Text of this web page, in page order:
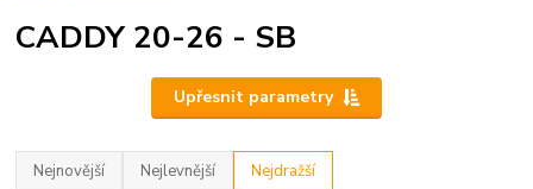
CADDY 20-26 - SB
Upřesnit parametry
Nejnovější Nejlevnější Nejdražší